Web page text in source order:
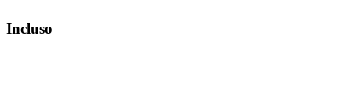
Incluso